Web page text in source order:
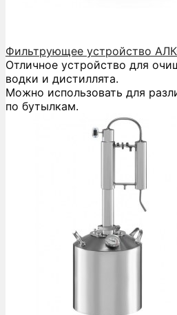
Фильтрующее устройство
Отличное устройство для
водки и дистиллята.
Можно использовать для
по бутылкам.